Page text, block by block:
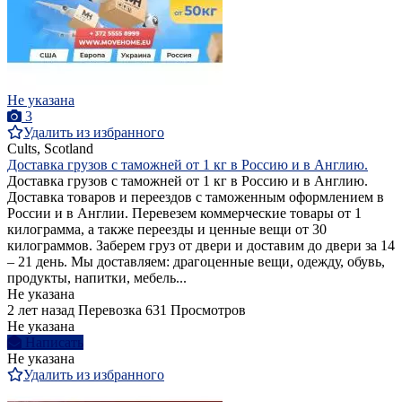
Не указана
3
Удалить из избранного
Cults, Scotland
Доставка грузов с таможней от 1 кг в Россию и в Англию.
Доставка грузов с таможней от 1 кг в Россию и в Англию.
Доставка товаров и переездов с таможенным оформлением в
России и в Англии. Перевезем коммерческие товары от 1
килограмма, а также переезды и ценные вещи от 30
килограммов. Заберем груз от двери и доставим до двери за 14
– 21 день. Мы доставляем: драгоценные вещи, одежду, обувь,
продукты, напитки, мебель...
Не указана
2 лет назад Перевозка 631 Просмотров
Не указана
Написать
Не указана
Удалить из избранного